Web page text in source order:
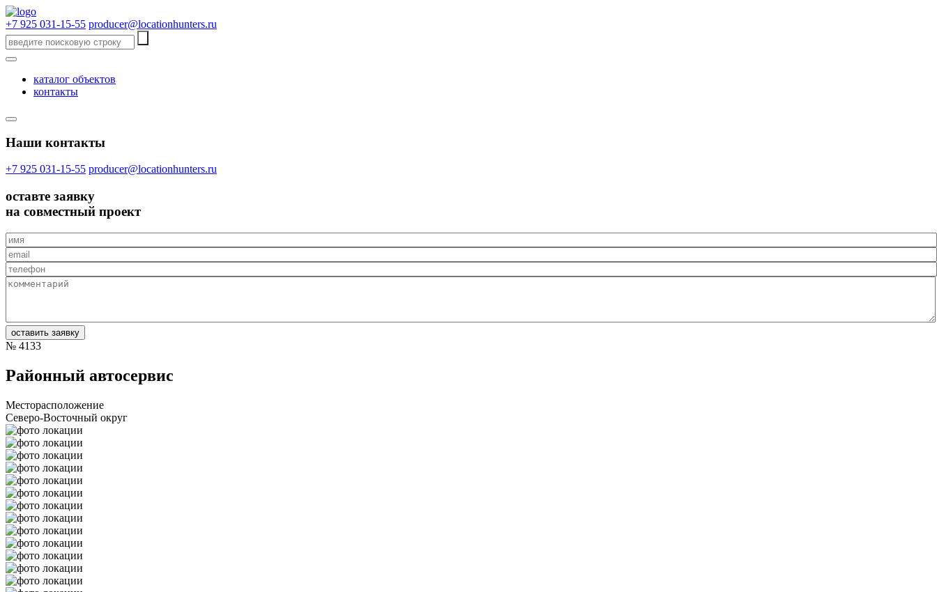
+7 925 031-15-55 producer@locationhunters.ru
каталог объектов
контакты
Наши контакты
+7 925 031-15-55 producer@locationhunters.ru
оставте заявку
на совместный проект
№ 4133
Районный автосервис
Месторасположение
Северо-Восточный округ